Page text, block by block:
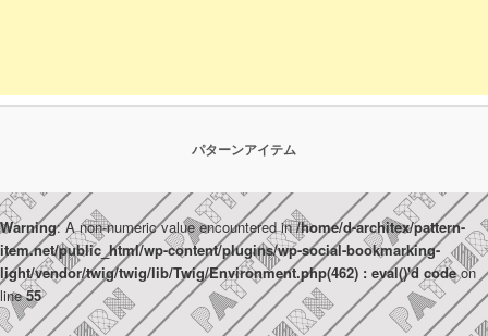
パターンアイテム
Warning: A non-numeric value encountered in/home/d-architex/pattern-
item.net/public_html/wp-content/plugins/wp-social-bookmarking-
light/vendor/twig/twig/lib/Twig/Environment.php(462) : eval()'d codeon
line55